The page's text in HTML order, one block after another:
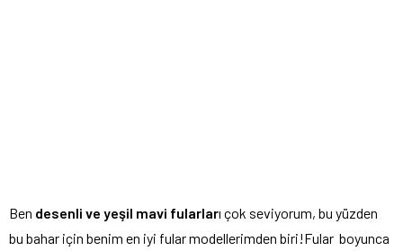
Ben desenli ve yeşil mavi fularları çok seviyorum, bu yüzden
bu bahar için benim en iyi fular modellerimden biri!Fular boyunca